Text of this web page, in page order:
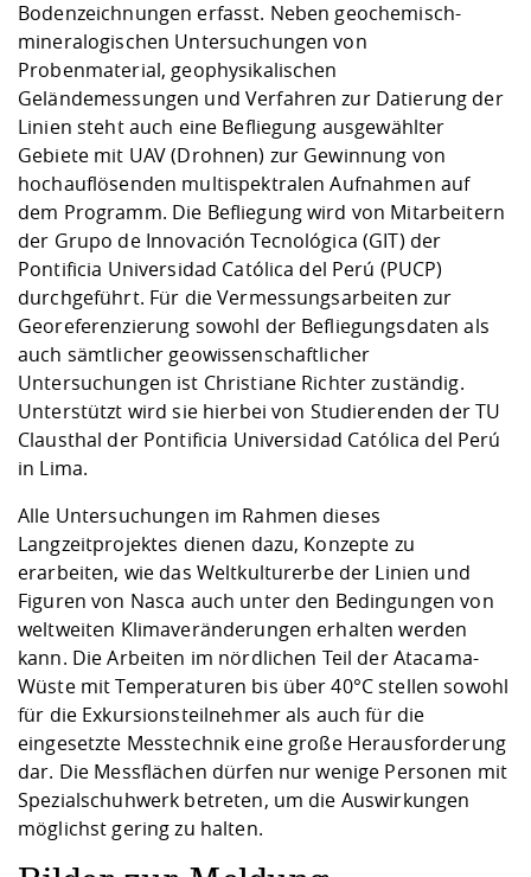
Bodenzeichnungen erfasst. Neben geochemisch-
mineralogischen Untersuchungen von
Probenmaterial, geophysikalischen
Geländemessungen und Verfahren zur Datierung der
Linien steht auch eine Befliegung ausgewählter
Gebiete mit UAV (Drohnen) zur Gewinnung von
hochauflösenden multispektralen Aufnahmen auf
dem Programm. Die Befliegung wird von Mitarbeitern
der Grupo de Innovación Tecnológica (GIT) der
Pontificia Universidad Católica del Perú (PUCP)
durchgeführt. Für die Vermessungsarbeiten zur
Georeferenzierung sowohl der Befliegungsdaten als
auch sämtlicher geowissenschaftlicher
Untersuchungen ist Christiane Richter zuständig.
Unterstützt wird sie hierbei von Studierenden der TU
Clausthal der Pontificia Universidad Católica del Perú
in Lima.
Alle Untersuchungen im Rahmen dieses
Langzeitprojektes dienen dazu, Konzepte zu
erarbeiten, wie das Weltkulturerbe der Linien und
Figuren von Nasca auch unter den Bedingungen von
weltweiten Klimaveränderungen erhalten werden
kann. Die Arbeiten im nördlichen Teil der Atacama-
Wüste mit Temperaturen bis über 40°C stellen sowohl
für die Exkursionsteilnehmer als auch für die
eingesetzte Messtechnik eine große Herausforderung
dar. Die Messflächen dürfen nur wenige Personen mit
Spezialschuhwerk betreten, um die Auswirkungen
möglichst gering zu halten.